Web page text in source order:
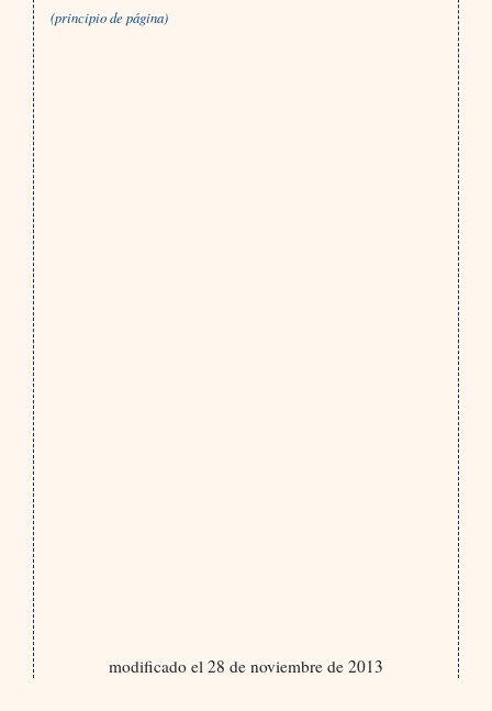
(principio de página)
modificado el 28 de noviembre de 2013